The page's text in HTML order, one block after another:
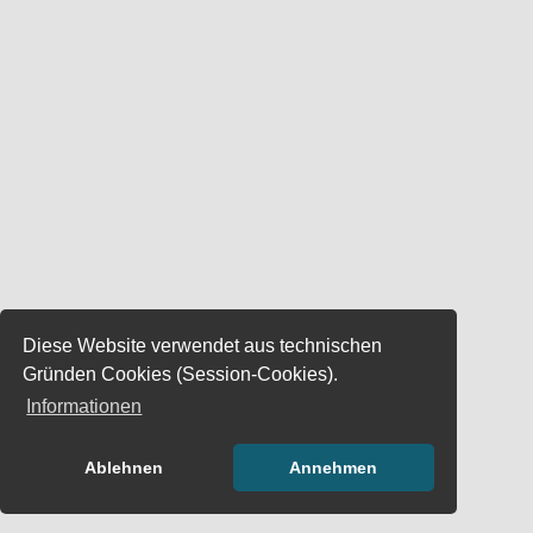
Diese Website verwendet aus technischen
Gründen Cookies (Session-Cookies).
Informationen
Ablehnen Annehmen